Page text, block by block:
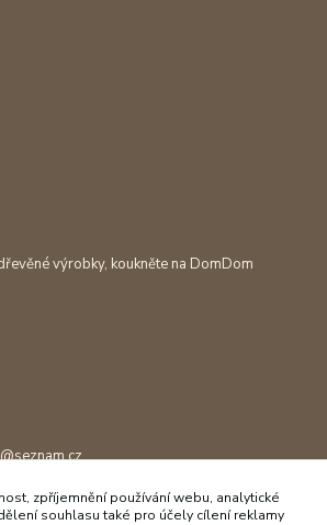
výrobky, koukněte na DomDom
zpříjemnění používání webu, analytické
souhlasu také pro účely cílení reklamy